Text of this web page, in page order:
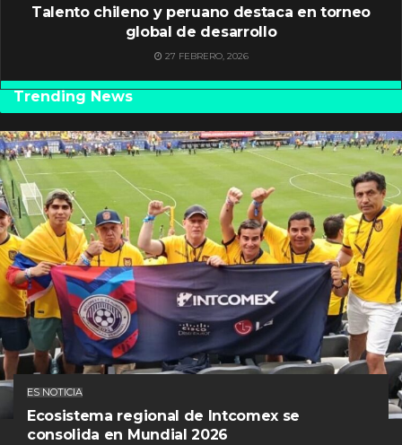
Talento chileno y peruano destaca en torneo
global de desarrollo
27 FEBRERO, 2026
Trending News
ES NOTICIA
Ecosistema regional de Intcomex se
consolida en Mundial 2026